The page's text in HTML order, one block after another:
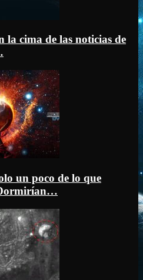
la cima de las noticias de
un poco de lo que